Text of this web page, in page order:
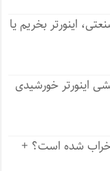
اینورتر بخریم یا
اینورتر خورشیدی
خراب شده است؟ +